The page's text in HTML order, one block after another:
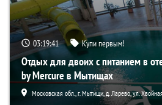
03:19:40 Купи первым!
Отдых для двоих с питанием в
by Mercure в Мытищах
Московская обл., г. Мытищи, д. Ларево, ул.